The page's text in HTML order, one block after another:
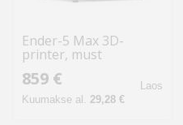
Ender-5 Max 3D-
printer, must
859 €
Kuumakse al. 29,28 €
Laos